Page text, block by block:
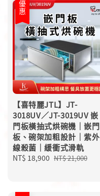
優惠
【喜特麗JTL】JT-
3018UV／JT-3019UV 嵌
門板橫抽式烘碗機｜嵌門
板、碗架加粗設計｜紫外
線殺菌｜緩衝式滑軌
Sale
NT$ 18,900 Regular
NT$ 21,000